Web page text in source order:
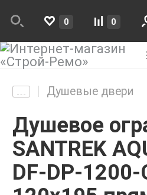
0 0
Душевые двери
Душевое
SANTREK
DF-DP-